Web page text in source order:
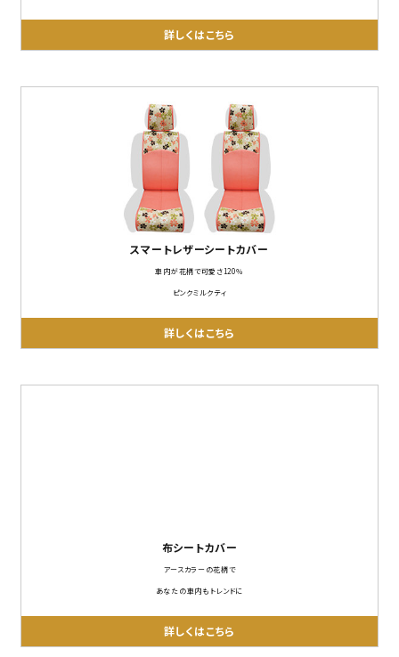
詳しくはこちら
スマートレザーシートカバー
車内が花柄で可愛さ120％
ピンクミルクティ
詳しくはこちら
布シートカバー
アースカラーの花柄で
あなたの車内もトレンドに
詳しくはこちら